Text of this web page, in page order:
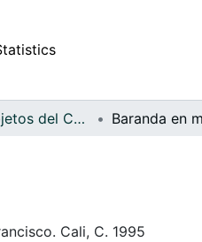
APFFVC - Objetos del Culto - Patrimonial
Cali, C. 1995